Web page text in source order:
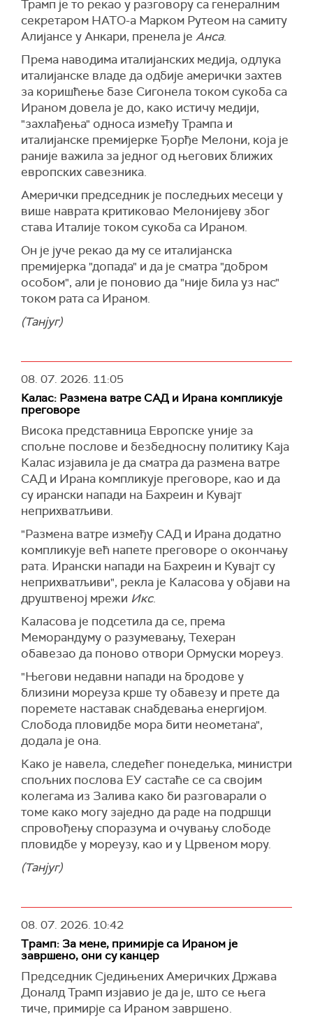
Трамп је то рекао у разговору са генералним
секретаром НАТО-а Марком Рутеом на самиту
Алијансе у Анкари, пренела је Анса.
Према наводима италијанских медија, одлука
италијанске владе да одбије амерички захтев
за коришћење базе Сигонела током сукоба са
Ираном довела је до, како истичу медији,
"захлађења" односа између Трампа и
италијанске премијерке Ђорђе Мелони, која је
раније важила за једног од његових ближих
европских савезника.
Амерички председник је последњих месеци у
више наврата критиковао Мелонијеву због
става Италије током сукоба са Ираном.
Он је јуче рекао да му се италијанска
премијерка "допада" и да је сматра "добром
особом", али је поновио да "није била уз нас"
током рата са Ираном.
(Танјуг)
08. 07. 2026. 11:05
Калас: Размена ватре САД и Ирана компликује
преговоре
Висока представница Европске уније за
спољне послове и безбедносну политику Каја
Калас изјавила је да сматра да размена ватре
САД и Ирана компликује преговоре, као и да
су ирански напади на Бахреин и Кувајт
неприхватљиви.
"Размена ватре између САД и Ирана додатно
компликује већ напете преговоре о окончању
рата. Ирански напади на Бахреин и Кувајт су
неприхватљиви", рекла је Каласова у објави на
друштвеној мрежи Икс.
Каласова је подсетила да се, према
Меморандуму о разумевању, Техеран
обавезао да поново отвори Ормуски мореуз.
"Његови недавни напади на бродове у
близини мореуза крше ту обавезу и прете да
поремете наставак снабдевања енергијом.
Слобода пловидбе мора бити неометана",
додала је она.
Како је навела, следећег понедељка, министри
спољних послова ЕУ састаће се са својим
колегама из Залива како би разговарали о
томе како могу заједно да раде на подршци
спровођењу споразума и очувању слободе
пловидбе у мореузу, као и у Црвеном мору.
(Танјуг)
08. 07. 2026. 10:42
Трамп: За мене, примирје са Ираном је
завршено, они су канцер
Председник Сједињених Америчких Држава
Доналд Трамп изјавио је да је, што се њега
тиче, примирје са Ираном завршено.